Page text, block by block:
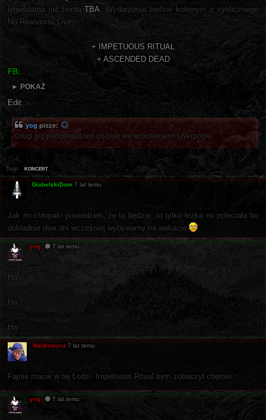
legendarna już hordaTBA . Wydarzenie będzie kolejnym z cyklicznego
No Reason to Live.
+ IMPETUOUS RITUAL
+ ASCENDED DEAD
FB:
► POKAŻ
Edit:
yog pisze:
Drugi gig podobno dzień później we wrocławskim Liverpoolu.
Tagi: koncert
DiabelskiDom 7 lat temu
Jak mi chłopaki powiedzieli, że to będzie, to tylko łezka mi poleciała bo
dokładnie dwa dni wcześniej wybywamy na wakacje
yog 7 lat temu
Ha
Ha
Ha
Wędrowycz 7 lat temu
Fajnie macie w tej Łodzi. Impetuous Ritual bym zobaczył chętnie.
yog 7 lat temu